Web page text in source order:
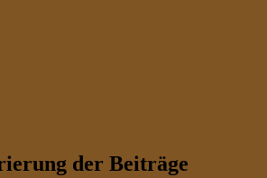
der Beiträge